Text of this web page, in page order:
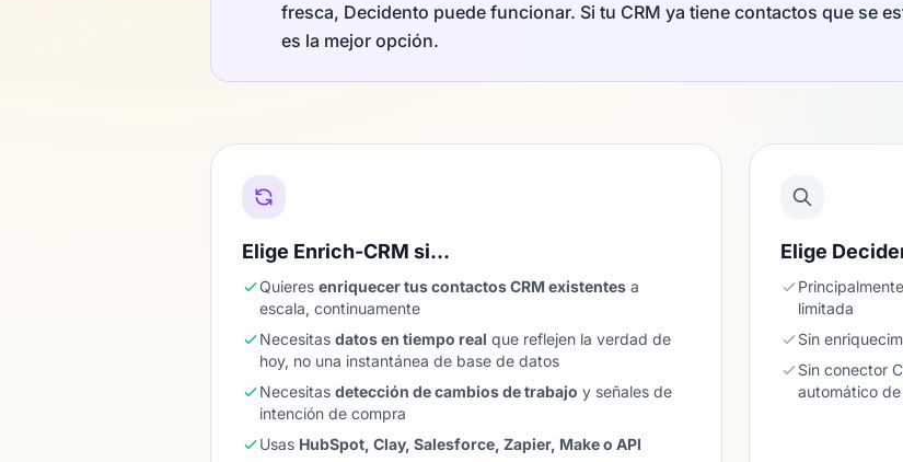
fresca, Decidento puede funcionar. Si tu CRM ya tiene contactos que se
es la mejor opción.
Elige Enrich-CRM si…
Quieres enriquecer tus contactos CRM existentes a
escala, continuamente
Necesitas datos en tiempo real que reflejen la verdad de
hoy, no una instantánea de base de datos
Necesitas detección de cambios de trabajo y señales de
intención de compra
Usas HubSpot, Clay, Salesforce, Zapier, Make o API
Elige
limitada
Sin
Sin conector
automático